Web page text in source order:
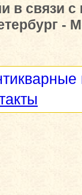
в связи с
-